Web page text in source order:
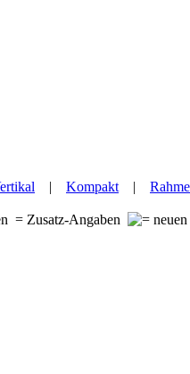
| Kompakt|
= Zusatz-Angaben